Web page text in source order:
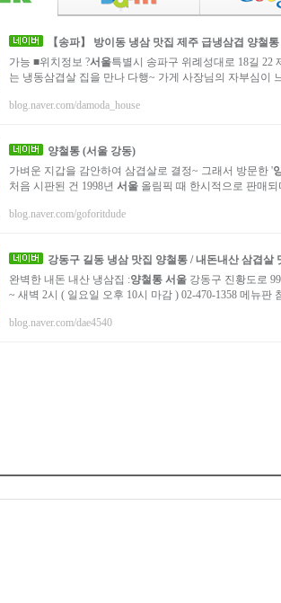
【송파】 방이동 냉삼 맛집 제주 급냉삼겹 양철통
가능 ■위치정보 ?서울특별시 송파구 위례성대로 18길 22
는 냉동삼겹살 집을 만나 다행~ 가게 사장님의 자부심이
blog.naver.com/damoda_house
양철통 (서울 강동)
가벼운 지갑을 감안하여 삼겹살로 결정~ 그래서 방문한 '
처음 시판된 건 1998년 서울 올림픽 때 한시적으로 판매
blog.naver.com/goforitdude
강동구 길동 냉삼 맛집 양철통 / 내돈내산 삼겹살
완벽한 내돈 내산 냉삼집 :양철통 서울 강동구 진황도로
~ 새벽 2시 ( 일요일 오후 10시 마감 ) 02-470-1358 메뉴판
blog.naver.com/dae4540